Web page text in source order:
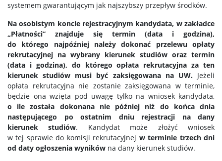
systemem gwarantującym jak najszybszy przepływ środków.
Na osobistym koncie rejestracyjnym kandydata, w zakładce
„Płatności” znajduje się termin (data i godzina),
do którego najpóźniej należy dokonać przelewu opłaty
rekrutacyjnej na wybrany kierunek studiów oraz termin
(data i godzina), do którego opłata rekrutacyjna za ten
kierunek studiów musi być zaksięgowana na UW.Jeżeli
opłata rekrutacyjna nie zostanie zaksięgowana w terminie,
będzie ona wzięta pod uwagę tylko na wniosek kandydata,
o ile została dokonana nie później niż do końca dnia
następującego po ostatnim dniu rejestracji na dany
kierunek studiów. Kandydat może złożyć wniosek
w tej sprawie do komisji rekrutacyjnej w terminie trzech dni
od daty ogłoszenia wyników na dany kierunek studiów.